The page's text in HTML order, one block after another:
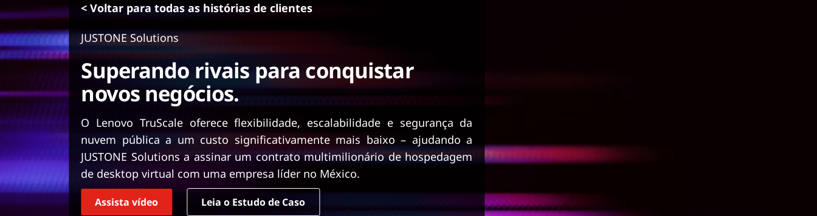
c
o
n
t
d
p
r
n
i
p
< Voltar para todas as histórias de clientes
JUSTONE Solutions
Superando rivais para conquistar
novos negócios.
O Lenovo TruScale oferece flexibilidade, escalabilidade e segurança da
nuvem pública a um custo significativamente mais baixo – ajudando a
JUSTONE Solutions a assinar um contrato multimilionário de hospedagem
de desktop virtual com uma empresa líder no México.
Assista vídeo Leia o Estudo de Caso